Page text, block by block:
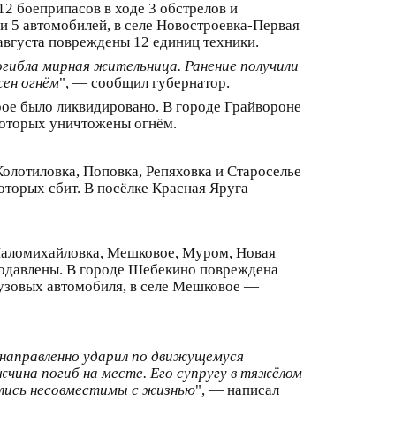
в ходе 3 обстрелов и
автомобилей, в селе Новостроевка-Первая
повреждены 12 единиц техники.
мирная жительница. Ранение получили
огнём", — сообщил губернатор.
было ликвидировано. В городе Грайвороне
уничтожены огнём.
Поповка, Репяховка и Староселье
сбит. В посёлке Красная Яруга
Мешковое, Муром, Новая
В городе Шебекино повреждена
автомобиля, в селе Мешковое —
ударил по движущемуся
погиб на месте. Его супругу в тяжёлом
несовместимы с жизнью", — написал